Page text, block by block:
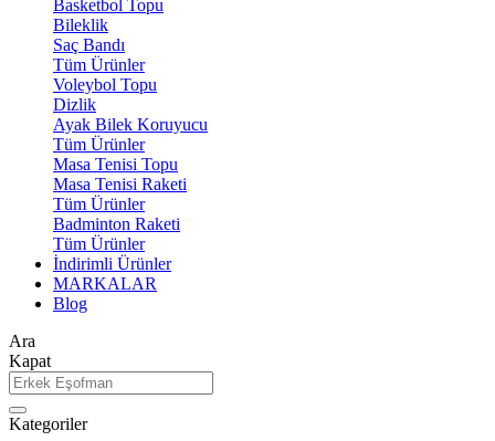
Basketbol Topu
Bileklik
Saç Bandı
Tüm Ürünler
Voleybol Topu
Dizlik
Ayak Bilek Koruyucu
Tüm Ürünler
Masa Tenisi Topu
Masa Tenisi Raketi
Tüm Ürünler
Badminton Raketi
Tüm Ürünler
İndirimli Ürünler
MARKALAR
Blog
Ara
Kapat
Kategoriler